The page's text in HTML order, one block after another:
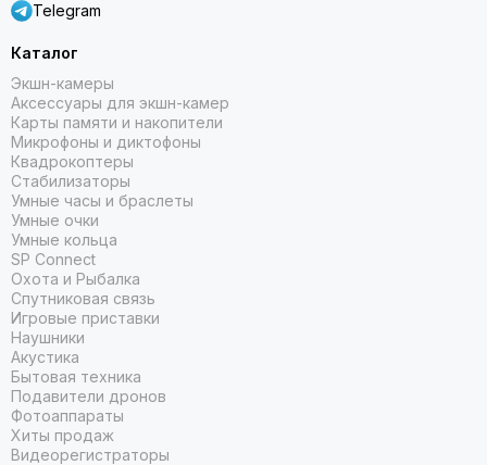
Telegram
Каталог
Экшн-камеры
Аксессуары для экшн-камер
Карты памяти и накопители
Микрофоны и диктофоны
Квадрокоптеры
Стабилизаторы
Умные часы и браслеты
Умные очки
Умные кольца
SP Connect
Охота и Рыбалка
Спутниковая связь
Игровые приставки
Наушники
Акустика
Бытовая техника
Подавители дронов
Фотоаппараты
Хиты продаж
Видеорегистраторы